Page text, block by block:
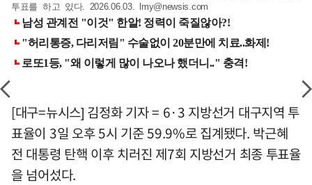
투표를 하고 있다. 2026.06.03. lmy@newsis.com
[대구=뉴시스] 김정화 기자 = 6·3 지방선거 대구지역 투
표율이 3일 오후 5시 기준 59.9%로 집계됐다. 박근혜
전 대통령 탄핵 이후 치러진 제7회 지방선거 최종 투표율
을 넘어섰다.